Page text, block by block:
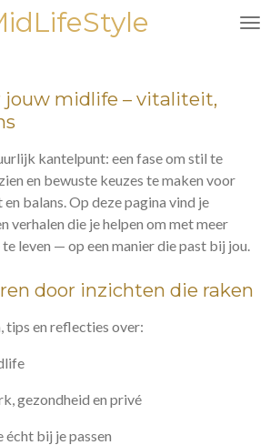
jouw midlife – vitaliteit,
kantelpunt: een fase om stil te
en bewuste keuzes te maken voor
balans.Op deze pagina vind je
verhalen die je helpen om met meer
leven — op een manier die past bij jou.
door inzichten die raken
tips en reflecties over:
gezondheid en privé
écht bij je passen